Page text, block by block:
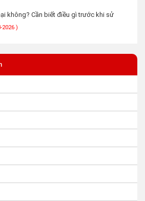
không? Cần biết điều gì trước khi sử
2026 )